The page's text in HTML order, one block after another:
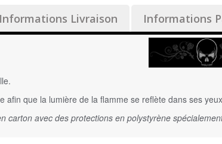
Informations Livraison Informations
afin que la lumière de la flamme se reflète dans ses
carton avec des protections en polystyrène